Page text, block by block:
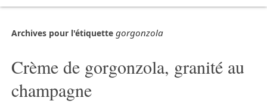
Archives pour l'étiquette gorgonzola
Crème de gorgonzola, granité au
champagne